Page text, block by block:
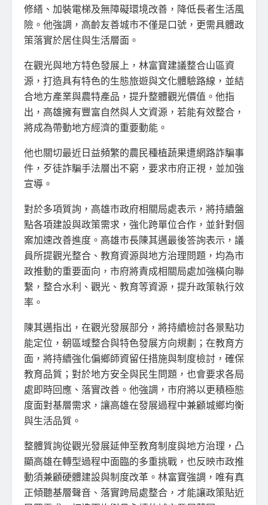
修繕、加裝電梯及無障礙環境改善，降低長者生活風
險。他強調，高齡友善城市不僅是口號，更需具體政
策落實於居住與生活層面。
在觀光與地方特色發展上，林富寶建議整合山區資
源，打造具有特色的生態旅遊與文化體驗路線，並結
合地方產業與農特產品，提升整體觀光價值。他指
出，高雄擁有豐富自然與人文資源，若能有效整合，
將成為帶動地方經濟的重要動能。
他也關切最近日益頻繁的農民種植蔬果遭網路詐騙事
件，歹徒詐騙手法層出不窮，要求市府正視，並加強
宣導。
對於多項質詢，高雄市政府相關局處表示，將持續盤
點各項建設與政策需求，強化跨單位合作，並針對個
案加速改善進度。高雄市長陳其邁最後答詢表示，議
員所提觀光整合、教育資源與地方治理問題，均為市
政推動的重要面向，市府將責成相關局處加強橫向聯
繫，整合水利、觀光、教育等資源，提升政策執行效
率。
陳其邁指出，在觀光發展部分，將持續檢討各景點功
能定位，朝區域整合與特色發展方向規劃；在教育方
面，將持續強化偏鄉師資留任措施與制度檢討，確保
教育品質；對於地方安全與民生問題，也會要求各局
處即時回應、落實改善。他強調，市府將以更積極態
度面對基層需求，讓高雄在發展過程中兼顧城鄉均衡
與生活品質。
整體質詢從觀光發展延伸至教育制度與地方治理，凸
顯高雄在轉型過程中面臨的多重挑戰，也反映市政推
動須兼顧硬體建設與制度改革。林富寶強調，唯有真
正傾聽基層聲音、落實跨局處整合，才能讓政策貼近